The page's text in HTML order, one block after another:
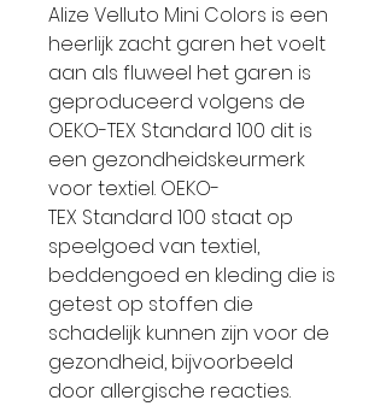
Alize Velluto Mini Colors is een
heerlijk zacht garen het voelt
aan als fluweel het garen is
geproduceerd volgens de
OEKO-TEX Standard 100 dit is
een gezondheidskeurmerk
voor textiel. OEKO-
TEX Standard 100 staat op
speelgoed van textiel,
beddengoed en kleding die is
getest op stoffen die
schadelijk kunnen zijn voor de
gezondheid, bijvoorbeeld
door allergische reacties.